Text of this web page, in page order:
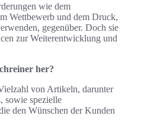
wie dem
Wettbewerb und dem Druck,
gegenüber. Doch sie
zur Weiterentwicklung und
her?
von Artikeln, darunter
sowie spezielle
den Wünschen der Kunden